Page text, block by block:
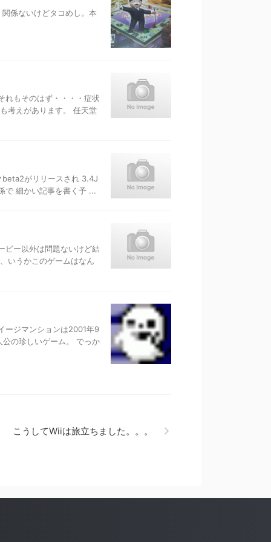
係ないけどタコめし。本
れもそのはず・・・・症状
考えがあります。 任天堂
beta2がリリースされ 3.4J
で 細かい記事を書く予 ...
ビー以外は問題ないけど結
いうかこのゲームはなん
ージマンションは2001年9
の珍しいゲーム。 でっか
こうしてWiiは旅立ちました。。。